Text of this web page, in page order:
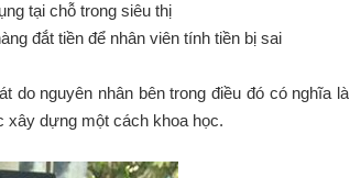
tại chỗ trong siêu thị
đắt tiền để nhân viên tính tiền bị sai
do nguyên nhân bên trong điều đó có nghĩa là
xây dựng một cách khoa học.